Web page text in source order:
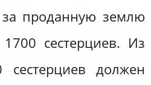
за проданную землю
сестерциев. Из
должен